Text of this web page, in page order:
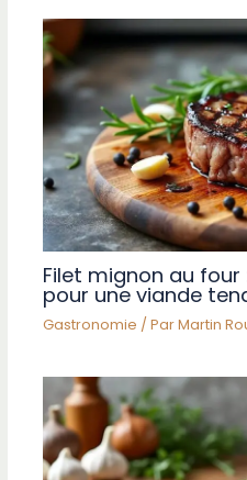
Filet mignon au
pour une viande
Gastronomie / ParMartin